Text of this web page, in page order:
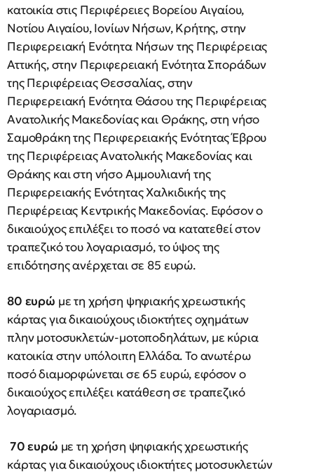
κατοικία στις Περιφέρειες Βορείου Αιγαίου,
Νοτίου Αιγαίου, Ιονίων Νήσων, Κρήτης, στην
Περιφερειακή Ενότητα Νήσων της Περιφέρειας
Αττικής, στην Περιφερειακή Ενότητα Σποράδων
της Περιφέρειας Θεσσαλίας, στην
Περιφερειακή Ενότητα Θάσου της Περιφέρειας
Ανατολικής Μακεδονίας και Θράκης, στη νήσο
Σαμοθράκη της Περιφερειακής Ενότητας Έβρου
της Περιφέρειας Ανατολικής Μακεδονίας και
Θράκης και στη νήσο Αμμουλιανή της
Περιφερειακής Ενότητας Χαλκιδικής της
Περιφέρειας Κεντρικής Μακεδονίας. Εφόσον ο
δικαιούχος επιλέξει το ποσό να κατατεθεί στον
τραπεζικό του λογαριασμό, το ύψος της
επιδότησης ανέρχεται σε 85 ευρώ.
80 ευρώ με τη χρήση ψηφιακής χρεωστικής
κάρτας για δικαιούχους ιδιοκτήτες οχημάτων
πλην μοτοσυκλετών-μοτοποδηλάτων, με κύρια
κατοικία στην υπόλοιπη Ελλάδα. Το ανωτέρω
ποσό διαμορφώνεται σε 65 ευρώ, εφόσον ο
δικαιούχος επιλέξει κατάθεση σε τραπεζικό
λογαριασμό.
70 ευρώ με τη χρήση ψηφιακής χρεωστικής
κάρτας για δικαιούχους ιδιοκτήτες μοτοσυκλετών